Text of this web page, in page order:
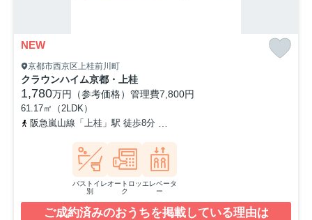
NEW
京都市西京区上桂前川町
クラウンハイム京都・上桂
1,780万円（参考価格） 管理費7,800円
61.17㎡（2LDK）
阪急嵐山線「上桂」駅 徒歩8分
バストイレ
別
オートロッ
ク
エレベータ
ー
ご成約済みのおうちを掲載している理由は